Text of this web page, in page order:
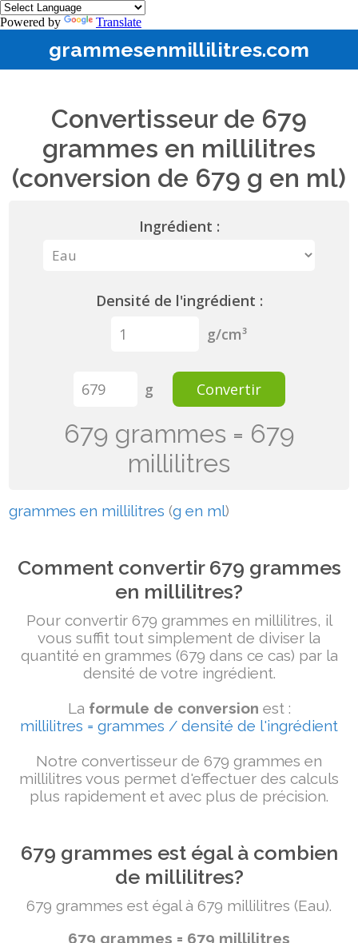
Powered by Translate
grammesenmillilitres.com
Convertisseur de 679
grammes en millilitres
(conversion de 679 g en ml)
Ingrédient :
Densité de l'ingrédient :
g/cm³
g Convertir
679 grammes = 679
millilitres
grammes en millilitres (g en ml)
Comment convertir 679 grammes
en millilitres?
Pour convertir 679 grammes en millilitres, il
vous suffit tout simplement de diviser la
quantité en grammes (679 dans ce cas) par la
densité de votre ingrédient.
La formule de conversion est :
millilitres = grammes / densité de l'ingrédient
Notre convertisseur de 679 grammes en
millilitres vous permet d'effectuer des calculs
plus rapidement et avec plus de précision.
679 grammes est égal à combien
de millilitres?
679 grammes est égal à 679 millilitres (Eau).
679 grammes = 679 millilitres